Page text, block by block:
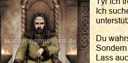
Ich
Du
Lass